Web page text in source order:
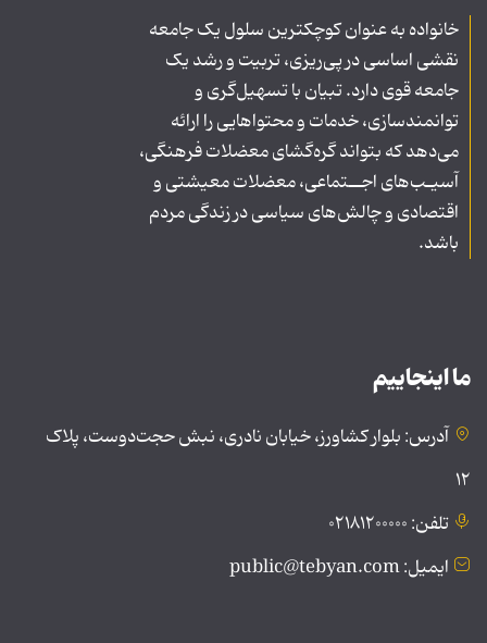
خانواده به عنوان کوچکترین سلول یک جامعه
نقشی اساسی در پی‌ریزی، تربیت و رشد یک
جامعه قوی دارد. تبیان با تسهیل‌گری و
توانمندسازی، خدمات و محتواهایی را ارائه
می‌دهد که بتواند گره‌گشای معضلات فرهنگی،
آسیـب‌های اجــتماعی، معضلات معیشتی و
اقتصادی و چالش‌های سیاسی در زندگی مردم
باشد.
ما اینجاییم
آدرس: بلوار کشاورز، خیابان نادری، نبش حجت‌دوست، پلاک
۱۲
تلفن: ۰۲۱۸۱۲۰۰۰۰۰
ایمیل: public@tebyan.com